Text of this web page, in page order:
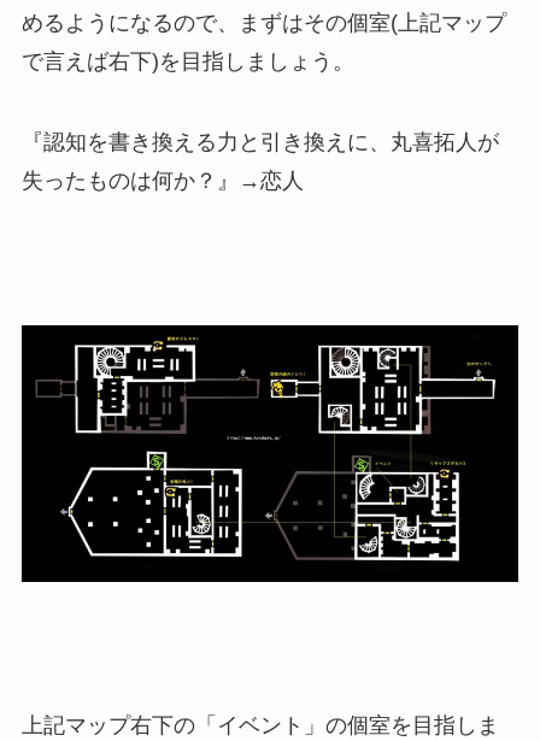
めるようになるので、まずはその個室(上記マップ
で言えば右下)を目指しましょう。
『認知を書き換える力と引き換えに、丸喜拓人が
失ったものは何か？』→恋人
上記マップ右下の「イベント」の個室を目指しま